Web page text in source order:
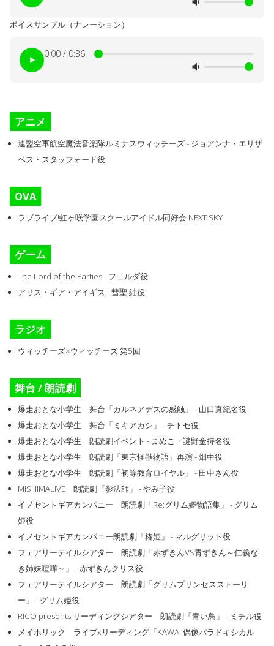
ボイスサンプル（ナレーション）
0:00 / 0:36
アニメ
連盟空軍航空魔法音楽隊ルミナスウィッチーズ - ジョアンナ・エリザ
ベス・スタッフォード役
OVA
ラブライブ!虹ヶ咲学園スクールアイドル同好会 NEXT SKY
ゲーム
The Lord of the Parties - フェルダ役
アリス・ギア・アイギス - 彗聖 紬役
ラジオ
ウィッチーズ×ウィッチーズ 第5回
舞台 / 朗読劇
爆走おとな小学生 舞台「カルネアデスの感触」 - 山口真紀名役
爆走おとな小学生 舞台「ミキアカシ」 - チトセ役
爆走おとな小学生 朗読劇イベント - まめこ・謎野金持名役
爆走おとな小学生 朗読劇「東京怪獣物語」再演 - 畑中役
爆走おとな小学生 朗読劇「初等教育ロイヤル」 - 田中さん役
MISHIMALIVE 朗読劇「影法師」 - やみ子役
イノセントギアカンパニー 朗読劇「Re:グリム姫物語集」 - グリム
姫役
イノセントギアカンパニー朗読劇「椿姫」 - マルグリット役
フェアリーテイルシアター 朗読劇「赤ずきんVS青ずきん～仁義な
き姉妹喧嘩～」 - 赤ずきんクリス役
フェアリーテイルシアター 朗読劇「グリムプリンセスストーリ
ー」 - グリム姫役
RICO presents リーディングシアター 朗読劇「青い鳥」 - ミチル役
メイホリック ライブxリーディング「KAWAII偶像パラドキシカル